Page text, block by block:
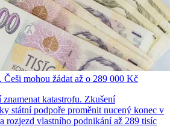
Češi mohou žádat až o 289 000 Kč
znamenat katastrofu. Zkušení
státní podpoře proměnit nucený konec v
rozjezd vlastního podnikání až 289 tisíc